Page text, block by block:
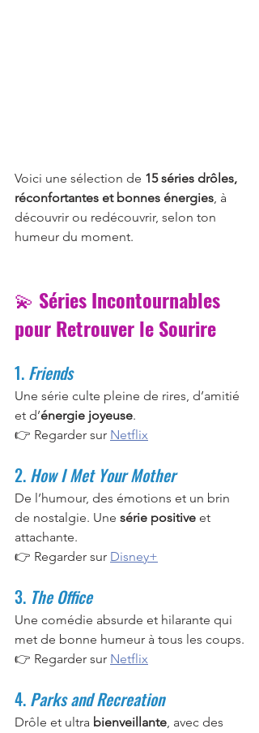
Voici une sélection de 15 séries drôles,
réconfortantes et bonnes énergies, à
découvrir ou redécouvrir, selon ton
humeur du moment.
💫 Séries Incontournables
pour Retrouver le Sourire
1. Friends
Une série culte pleine de rires, d’amitié
et d’énergie joyeuse.
👉 Regarder sur Netflix
2. How I Met Your Mother
De l’humour, des émotions et un brin
de nostalgie. Une série positive et
attachante.
👉 Regarder sur Disney+
3. The Office
Une comédie absurde et hilarante qui
met de bonne humeur à tous les coups.
👉 Regarder sur Netflix
4. Parks and Recreation
Drôle et ultra bienveillante, avec des